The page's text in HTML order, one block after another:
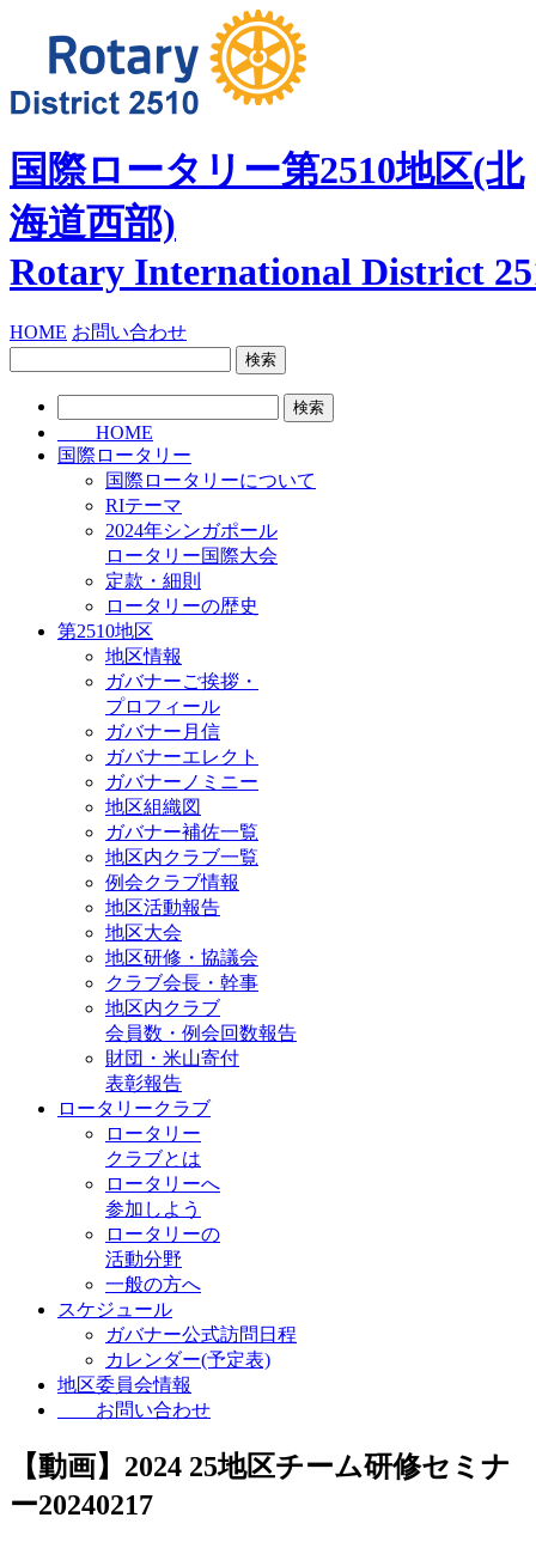
国際ロータリー第2510地区(北
海道西部)
Rotary International District
HOME お問い合わせ
HOME
国際ロータリー
国際ロータリーについて
RIテーマ
2024年シンガポール
ロータリー国際大会
定款・細則
ロータリーの歴史
第2510地区
地区情報
ガバナーご挨拶・
プロフィール
ガバナー月信
ガバナーエレクト
ガバナーノミニー
地区組織図
ガバナー補佐一覧
地区内クラブ一覧
例会クラブ情報
地区活動報告
地区大会
地区研修・協議会
クラブ会長・幹事
地区内クラブ
会員数・例会回数報告
財団・米山寄付
表彰報告
ロータリークラブ
ロータリー
クラブとは
ロータリーへ
参加しよう
ロータリーの
活動分野
一般の方へ
スケジュール
ガバナー公式訪問日程
カレンダー(予定表)
地区委員会情報
お問い合わせ
【動画】2024 25地区チーム研修セミナ
ー20240217